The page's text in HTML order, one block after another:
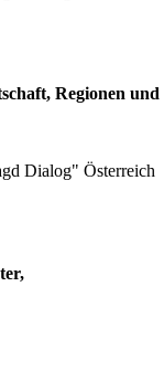
Regionen und